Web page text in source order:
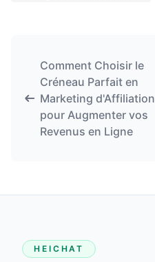
Comment Choisir le
Créneau Parfait en
Marketing d'Affiliation
pour Augmenter vos
Revenus en Ligne
HEICHAT